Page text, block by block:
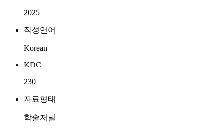
2025
작성언어
Korean
KDC
230
자료형태
학술저널